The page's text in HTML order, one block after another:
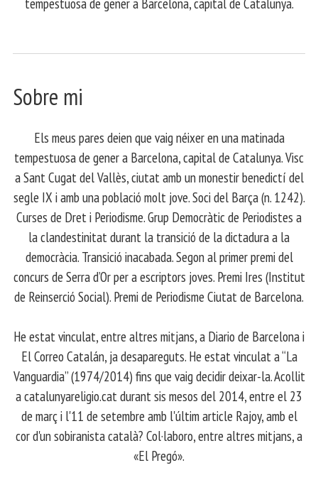
Sobre mi
Els meus pares deien que vaig néixer en una matinada
tempestuosa de gener a Barcelona, capital de Catalunya. Visc
a Sant Cugat del Vallès, ciutat amb un monestir benedictí del
segle IX i amb una població molt jove. Soci del Barça (n. 1242).
Curses de Dret i Periodisme. Grup Democràtic de Periodistes a
la clandestinitat durant la transició de la dictadura a la
democràcia. Transició inacabada. Segon al primer premi del
concurs de Serra d’Or per a escriptors joves. Premi Ires (Institut
de Reinserció Social). Premi de Periodisme Ciutat de Barcelona.
​ He estat vinculat, entre altres mitjans, a Diario de Barcelona i
El Correo Catalán, ja desapareguts. He estat vinculat a “La
Vanguardia” (1974/2014) fins que vaig decidir deixar-la. Acollit
a catalunyareligio.cat durant sis mesos del 2014, entre el 23
de març i l'11 de setembre amb l'últim article Rajoy, amb el
cor d'un sobiranista català? Col·laboro, entre altres mitjans, a
«El Pregó».